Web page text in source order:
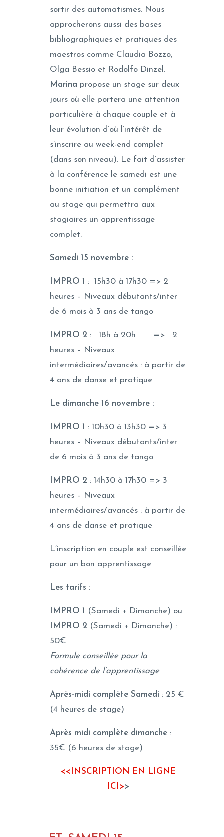
sortir des automatismes. Nous
approcherons aussi des bases
bibliographiques et pratiques des
maestros comme Claudia Bozzo,
Olga Bessio et Rodolfo Dinzel.
Marina propose un stage sur deux
jours où elle portera une attention
particulière à chaque couple et à
leur évolution d’où l’intérêt de
s’inscrire au week-end complet
(dans son niveau). Le fait d’assister
à la conférence le samedi est une
bonne initiation et un complément
au stage qui permettra aux
stagiaires un apprentissage
complet.
Samedi 15 novembre :
IMPRO 1 : 15h30 à 17h30 => 2
heures – Niveaux débutants/inter
de 6 mois à 3 ans de tango
IMPRO 2 : 18h à 20h => 2
heures – Niveaux
intermédiaires/avancés : à partir de
4 ans de danse et pratique
Le dimanche 16 novembre :
IMPRO 1 : 10h30 à 13h30 => 3
heures – Niveaux débutants/inter
de 6 mois à 3 ans de tango
IMPRO 2 : 14h30 à 17h30 => 3
heures – Niveaux
intermédiaires/avancés : à partir de
4 ans de danse et pratique
L’inscription en couple est conseillée
pour un bon apprentissage
Les tarifs :
IMPRO 1 (Samedi + Dimanche) ou
IMPRO 2 (Samedi + Dimanche) :
50€
Formule conseillée pour la
cohérence de l’apprentissage
Après-midi complète Samedi : 25 €
(4 heures de stage)
Après midi complète dimanche:
35€ (6 heures de stage)
<<INSCRIPTION EN LIGNE
ICI>>